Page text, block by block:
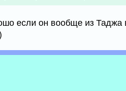
если он вообще из Таджа